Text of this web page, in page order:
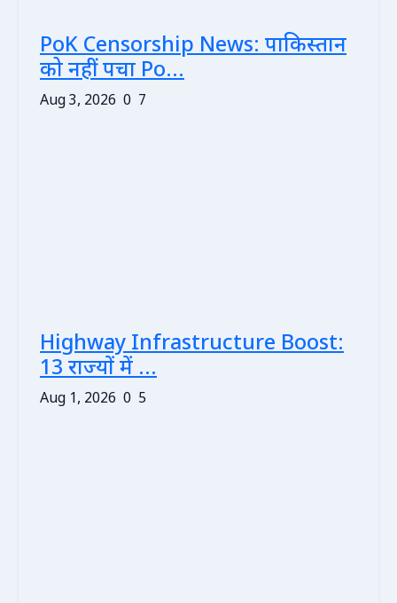
PoK Censorship News: पाकिस्तान
को नहीं पचा Po...
Aug 3, 2026 0 7
Highway Infrastructure Boost:
13 राज्यों में ...
Aug 1, 2026 0 5